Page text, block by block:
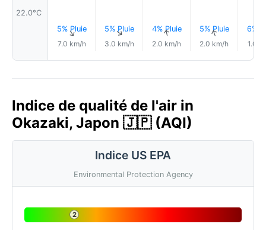
22.0°C
5% Pluie
↑
7.0 km/h
5% Pluie
↑
3.0 km/h
4% Pluie
↑
2.0 km/h
5% Pluie
↑
2.0 km/h
6%
1.0
Indice de qualité de l'air in
Okazaki, Japon 🇯🇵 (AQI)
Indice US EPA
Environmental Protection Agency
2